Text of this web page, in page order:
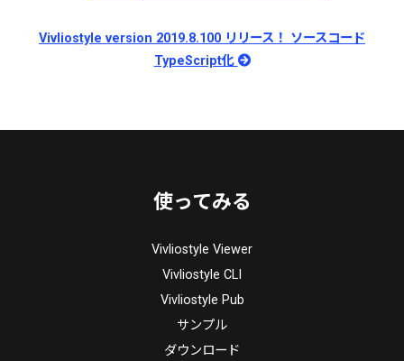
Vivliostyle version 2019.8.100 リリース！ ソースコード
TypeScript化
使ってみる
Vivliostyle Viewer
Vivliostyle CLI
Vivliostyle Pub
サンプル
ダウンロード